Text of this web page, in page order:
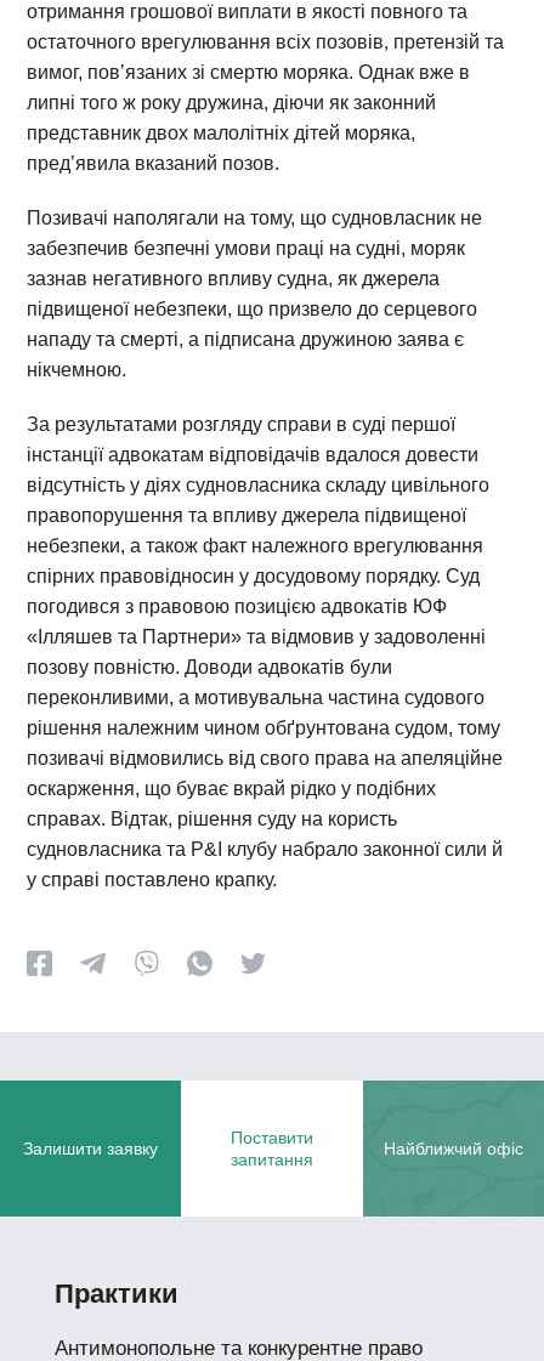
отримання грошової виплати в якості повного та
остаточного врегулювання всіх позовів, претензій та
вимог, пов’язаних зі смертю моряка. Однак вже в
липні того ж року дружина, діючи як законний
представник двох малолітніх дітей моряка,
пред’явила вказаний позов.
Позивачі наполягали на тому, що судновласник не
забезпечив безпечні умови праці на судні, моряк
зазнав негативного впливу судна, як джерела
підвищеної небезпеки, що призвело до серцевого
нападу та смерті, а підписана дружиною заява є
нікчемною.
За результатами розгляду справи в суді першої
інстанції адвокатам відповідачів вдалося довести
відсутність у діях судновласника складу цивільного
правопорушення та впливу джерела підвищеної
небезпеки, а також факт належного врегулювання
спірних правовідносин у досудовому порядку. Суд
погодився з правовою позицією адвокатів ЮФ
«Ілляшев та Партнери» та відмовив у задоволенні
позову повністю. Доводи адвокатів були
переконливими, а мотивувальна частина судового
рішення належним чином обґрунтована судом, тому
позивачі відмовились від свого права на апеляційне
оскарження, що буває вкрай рідко у подібних
справах. Відтак, рішення суду на користь
судновласника та P&I клубу набрало законної сили й
у справі поставлено крапку.
Залишити заявку
Поставити
запитання
Найближчий офіс
Практики
Антимонопольне та конкурентне право